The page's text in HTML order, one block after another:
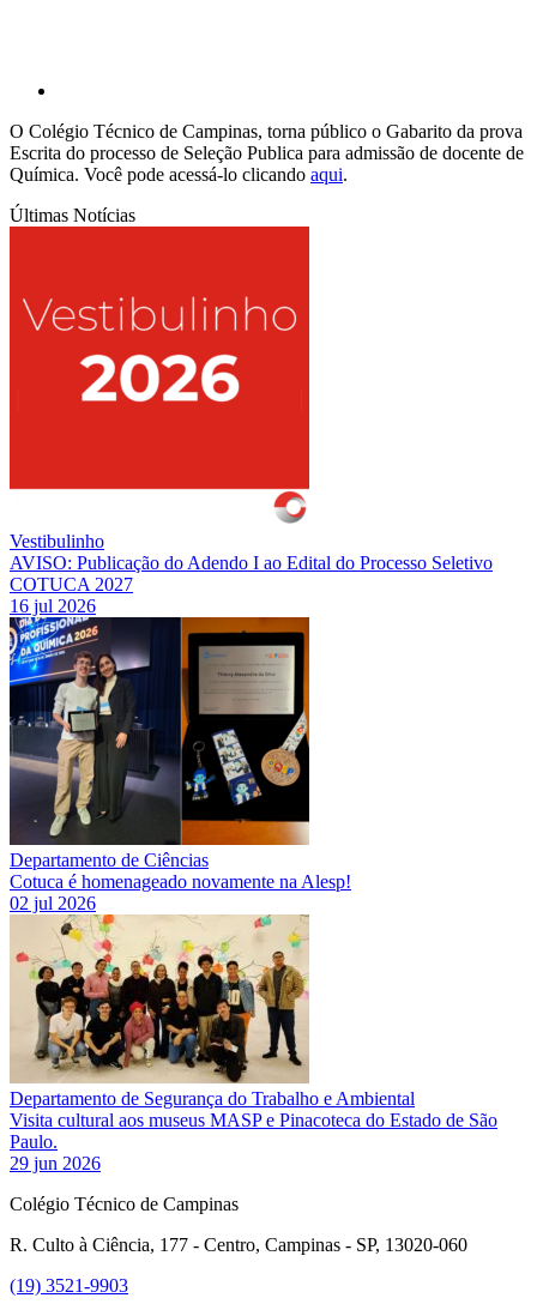
O Colégio Técnico de Campinas, torna público o Gabarito da prova
Escrita do processo de Seleção Publica para admissão de docente de
Química. Você pode acessá-lo clicando aqui.
Últimas Notícias
Vestibulinho
AVISO: Publicação do Adendo I ao Edital do Processo Seletivo
COTUCA 2027
16 jul 2026
Departamento de Ciências
Cotuca é homenageado novamente na Alesp!
02 jul 2026
Departamento de Segurança do Trabalho e Ambiental
Visita cultural aos museus MASP e Pinacoteca do Estado de São
Paulo.
29 jun 2026
Colégio Técnico de Campinas
R. Culto à Ciência, 177 - Centro, Campinas - SP, 13020-060
(19) 3521-9903